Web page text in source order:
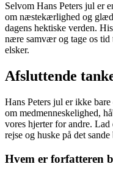
Selvom Hans Peters jul er
om næstekærlighed og
dagens hektiske verden.
nære samvær og tage os tid
elsker.
Afsluttende
Hans Peters jul er ikke
om medmenneskelighed,
vores hjerter for andre. Lad
rejse og huske på det
Hvem er forfatteren